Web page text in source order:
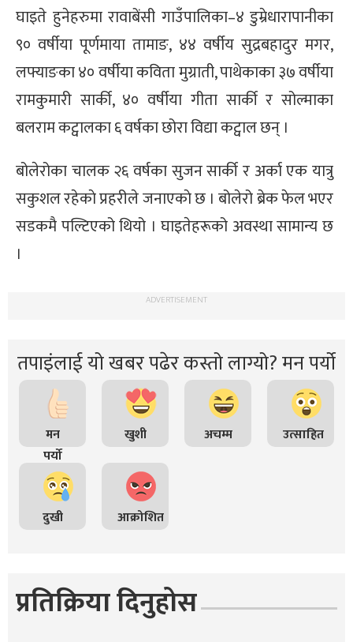
घाइते हुनेहरुमा रावाबेंसी गाउँपालिका–४ डुम्रेधारापानीका
९० वर्षीया पूर्णमाया तामाङ, ४४ वर्षीय सुद्रबहादुर मगर,
लफ्याङका ४० वर्षीया कविता मुग्राती, पाथेकाका ३७ वर्षीया
रामकुमारी सार्की, ४० वर्षीया गीता सार्की र सोल्माका
बलराम कट्वालका ६ वर्षका छोरा विद्या कट्वाल छन् ।
बोलेरोका चालक २६ वर्षका सुजन सार्की र अर्का एक यात्रु
सकुशल रहेकाे प्रहरीले जनाएकाे छ । बोलेरो ब्रेक फेल भएर
सडकमै पल्टिएको थियो । घाइतेहरूको अवस्था सामान्य छ
।
ADVERTISEMENT
तपाइंलाई यो खबर पढेर कस्तो लाग्यो? मन पर्यो
मन
पर्यो
खुशी अचम्म उत्साहित
दुखी आक्रोशित
प्रतिक्रिया दिनुहोस